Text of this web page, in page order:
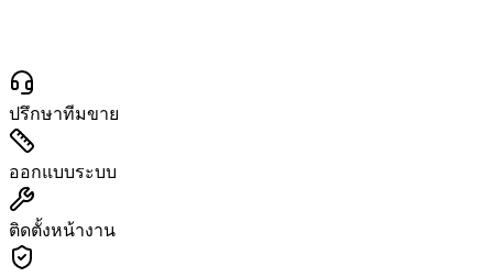
ปรึกษาทีมขาย
ออกแบบระบบ
ติดตั้งหน้างาน